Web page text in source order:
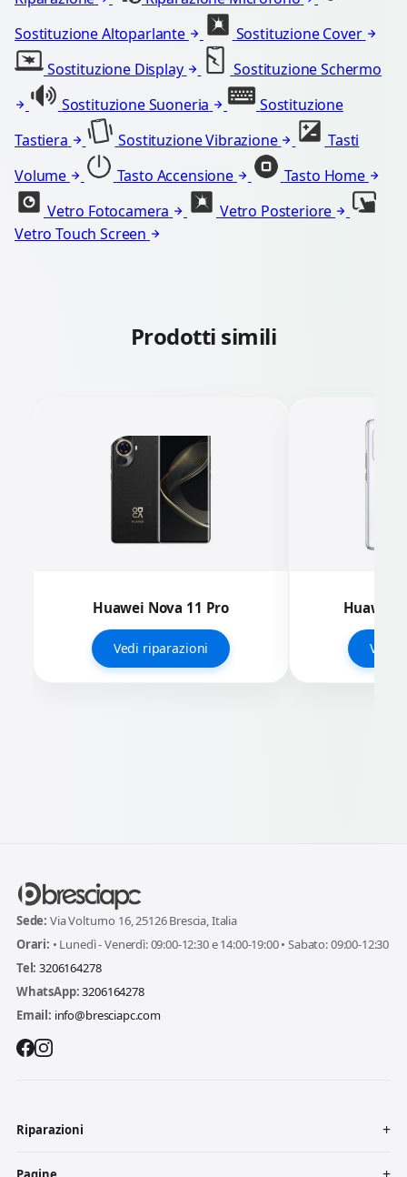
Sostituzione Altoparlante
Sostituzione Cover
Sostituzione Display
Sostituzione Schermo
Sostituzione Suoneria
Sostituzione
Tastiera
Sostituzione Vibrazione
Tasti
Volume
Tasto Accensione
Tasto Home
Vetro Fotocamera
Vetro Posteriore
Vetro Touch Screen
Prodotti simili
Huawei Nova 11 Pro
Vedi riparazioni
Huawei
Vedi
Sede: Via Volturno 16, 25126 Brescia, Italia
Orari: • Lunedì - Venerdì: 09:00-12:30 e 14:00-19:00 • Sabato: 09:00-12:30
Tel: 3206164278
WhatsApp:3206164278
Email: info@bresciapc.com
Riparazioni